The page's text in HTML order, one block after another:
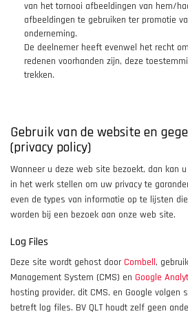
van het tornooi afbeeldingen van hem/
afbeeldingen te gebruiken ter promotie
onderneming.
De deelnemer heeft evenwel het recht
redenen voorhanden zijn, deze
trekken.
Gebruik van de website en
(privacy policy)
Wanneer u deze web site bezoekt, dan kan
in het werk stellen om uw privacy te
even de types van informatie op te lijsten
worden bij een bezoek aan onze web site.
Log Files
Deze site wordt gehost doorCombell,
Management System (CMS) en Google
hosting provider, dit CMS, en Google volgen
betreft log files. BV QLT houdt zelf geen